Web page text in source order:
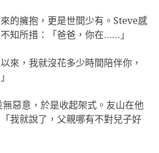
的擁抱，更是世間少有。Steve感
知所措：「爸爸，你在……」
來，我就沒花多少時間陪伴你，
惡意，於是收起架式。友山在他
我就說了，父親哪有不對兒子好